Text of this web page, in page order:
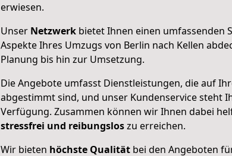
erwiesen.
Unser Netzwerk bietet Ihnen einen umfassenden
Aspekte Ihres Umzugs von Berlin nach Kellen
Planung bis hin zur Umsetzung.
Die Angebote umfasst Dienstleistungen, die auf
abgestimmt sind, und unser Kundenservice steht
Verfügung. Zusammen können wir Ihnen dabei
stressfrei und reibungsloszu erreichen.
Wir bieten höchste Qualität bei den Angeboten